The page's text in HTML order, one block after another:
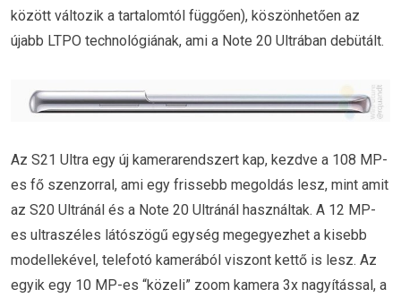
között változik a tartalomtól függően), köszönhetően az
újabb LTPO technológiának, ami a Note 20 Ultrában debütált.
Az S21 Ultra egy új kamerarendszert kap, kezdve a 108 MP-
es fő szenzorral, ami egy frissebb megoldás lesz, mint amit
az S20 Ultránál és a Note 20 Ultránál használtak. A 12 MP-
es ultraszéles látószögű egység megegyezhet a kisebb
modellekével, telefotó kamerából viszont kettő is lesz. Az
egyik egy 10 MP-es “közeli” zoom kamera 3x nagyítással, a